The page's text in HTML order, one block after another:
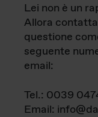
Lei non è un
Allora
questione
seguente
email:
Tel.: 0039
Email: